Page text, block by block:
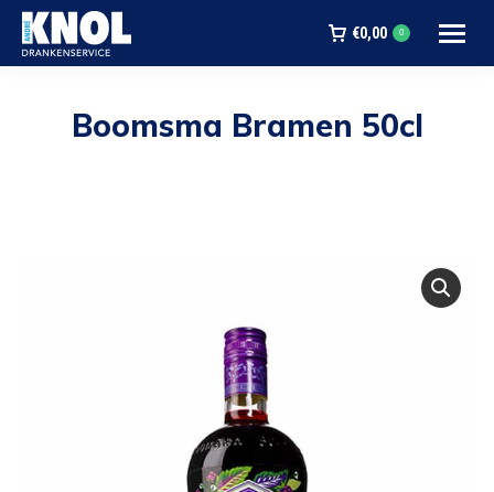
€0,00 0
Boomsma Bramen 50cl